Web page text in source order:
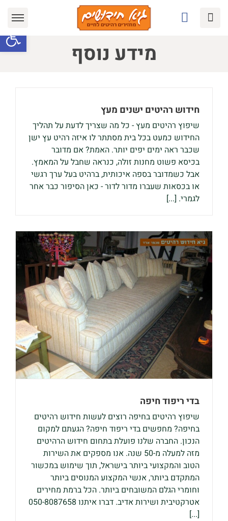
פתח
מידע נוסף
חידוש רהיטים ישנים מעץ
שיפוץ רהיטים מעץ - כל מה שצריך לדעת על תהליך
החידוש כמעט בכל בית מסתתר לו איזה רהיט עץ ישן
שכבר ראה ימים יפים יותר. האמת? אם מדובר
בכיסא פשוט מחנות זולה, כנראה שחבל על המאמץ.
אבל כשמדובר בספה איכותית, ברהיט בעל ערך רגשי
או בכסאות שעברו מדור לדור - כאן הסיפור כבר אחר
לגמרי. [...]
בדי ריפוד חיפה
שיפוץ רהיטים בחיפה רוצים לעשות חידוש רהיטים
בחיפה? מחפשים בדי ריפוד חיפה? הגעתם למקום
הנכון. החברה שלנו פועלת בתחום חידוש הרהיטים
מזה למעלה מ-50 שנה. אנו מספקים את השירות
הטוב והמקצועי ביותר בישראל, תוך שימוש במכשור
המתקדם ביותר, אנשי המקצוע המנוסים ביותר
וחומרי הגלם המשובחים ביותר. הכל ברמת מחירים
אטרקטיבית ושירות אדיב. דברו איתנו 050-8087658
[...]